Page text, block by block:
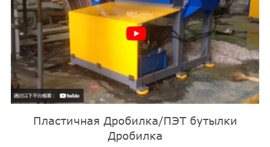
Пластичная Дробилка/ПЭТ бутылки
Дробилка